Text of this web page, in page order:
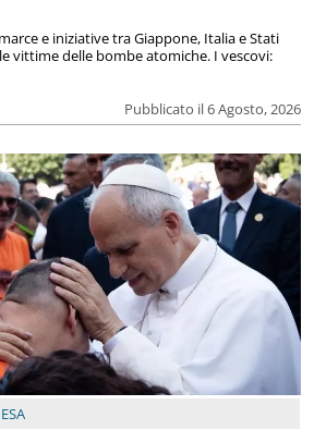
Pubblicato il 6 Agosto, 2026
e iniziative tra Giappone, Italia e Stati
vittime delle bombe atomiche. I vescovi: